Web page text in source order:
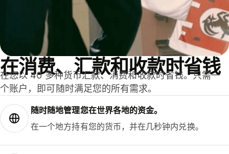
在消费、汇款和收款时省钱
在您以 40 多种货币汇款、消费和收款时省钱。只需一
个账户，即可随时满足您的所有需求。
随时随地管理您在世界各地的资金。
在一个地方持有您的货币，并在几秒钟内兑换。